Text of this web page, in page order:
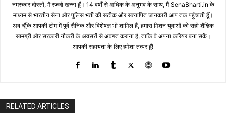
नमस्कार दोस्तों, मैं रज्जो खन्ना हूँ। 14 वर्षों से अधिक के अनुभव के साथ, मैं SenaBharti.in के
माध्यम से भारतीय सेना और पुलिस भर्ती की सटीक और सत्यापित जानकारी आप तक पहुँचाती हूँ।
अब चूँकि आपकी टीम में पूर्व सैनिक और विशेषज्ञ भी शामिल हैं, हमारा मिशन युवाओं को सही शैक्षिक
सामग्री और सरकारी नौकरी के अवसरों से अवगत कराना है, ताकि वे अपना करियर बना सकें।
आपकी सहायता के लिए हमेशा तत्पर हूँ!
RELATED ARTICLES